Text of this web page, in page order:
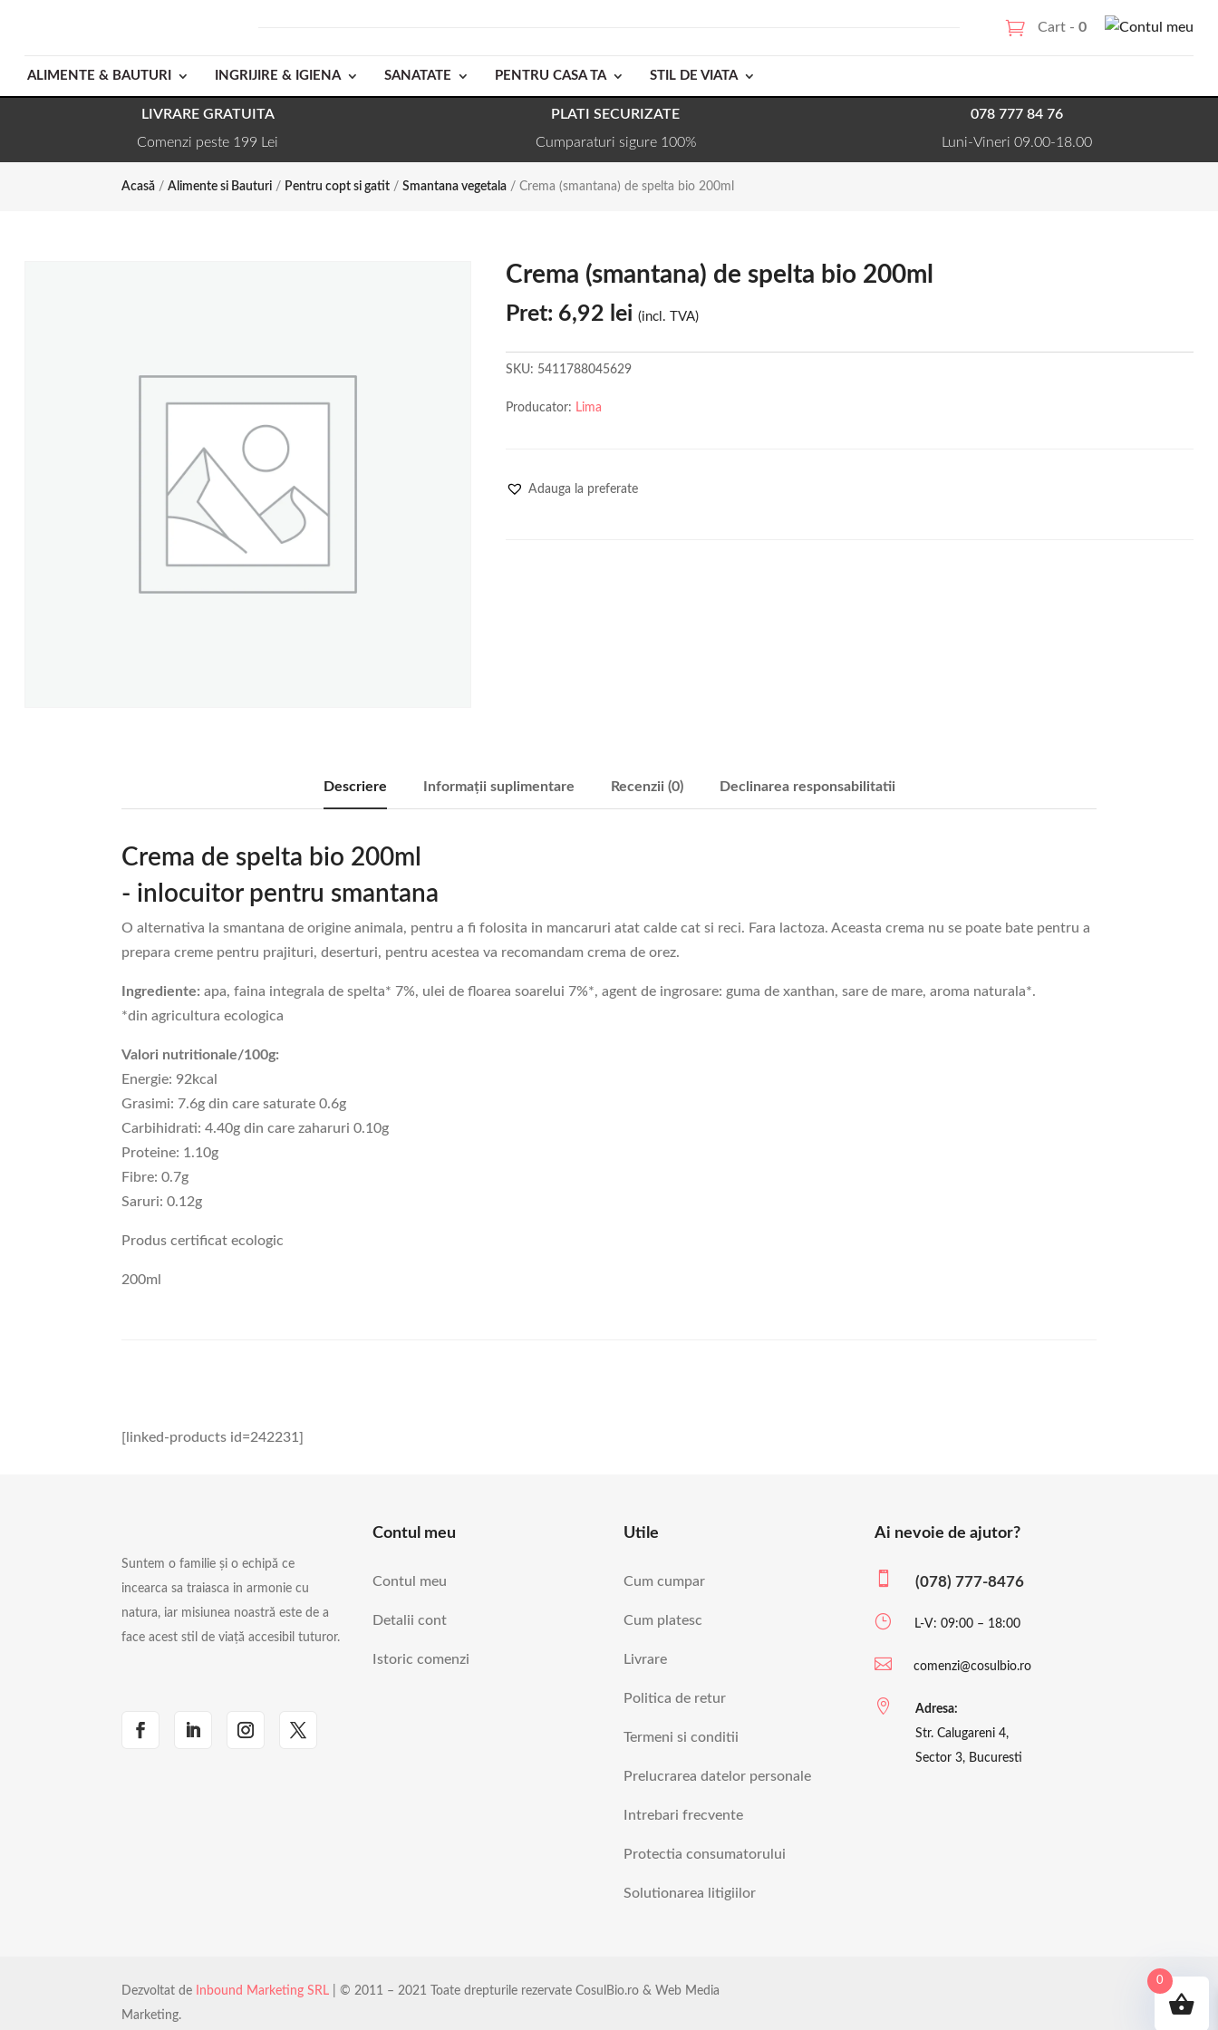
Cart -0
ALIMENTE & BAUTURI INGRIJIRE & IGIENA SANATATE PENTRU CASA TA STIL DE VIATA
LIVRARE GRATUITA
Comenzi peste 199 Lei
PLATI SECURIZATE
Cumparaturi sigure 100%
078 777 84 76
Luni-Vineri 09.00-18.00
Acasă /Alimente si Bauturi / Pentru copt si gatit /Smantana vegetala / Crema (smantana) de spelta bio 200ml
Crema (smantana) de spelta bio 200ml
Pret: 6,92 lei (incl. TVA)
SKU: 5411788045629
Producator: Lima
Adauga la preferate
Descriere Informații suplimentare Recenzii (0) Declinarea responsabilitatii
Crema de spelta bio 200ml
- inlocuitor pentru smantana
O alternativa la smantana de origine animala, pentru a fi folosita in mancaruri atat calde cat si reci. Fara lactoza. Aceasta crema nu se poate bate pentru a
prepara creme pentru prajituri, deserturi, pentru acestea va recomandam crema de orez.
Ingrediente:apa, faina integrala de spelta* 7%, ulei de floarea soarelui 7%*, agent de ingrosare: guma de xanthan, sare de mare, aroma naturala*.
*din agricultura ecologica
Valori nutritionale/100g:
Energie: 92kcal
Grasimi: 7.6g din care saturate 0.6g
Carbihidrati: 4.40g din care zaharuri 0.10g
Proteine: 1.10g
Fibre: 0.7g
Saruri: 0.12g
Produs certificat ecologic
200ml
[linked-products id=242231]
Suntem o familie și o echipă ce
incearca sa traiasca in armonie cu
natura, iar misiunea noastră este de a
face acest stil de viață accesibil tuturor.
Contul meu
Contul meu
Detalii cont
Istoric comenzi
Utile
Cum cumpar
Cum platesc
Livrare
Politica de retur
Termeni si conditii
Prelucrarea datelor personale
Intrebari frecvente
Protectia consumatorului
Solutionarea litigiilor
Ai nevoie de ajutor?
 (078) 777-8476
} L-V: 09:00 – 18:00
 comenzi@cosulbio.ro

Adresa:
Str. Calugareni 4,
Sector 3, Bucuresti
Dezvoltat de Inbound Marketing SRL | © 2011 – 2021 Toate drepturile rezervate CosulBio.ro & Web Media
Marketing.
0